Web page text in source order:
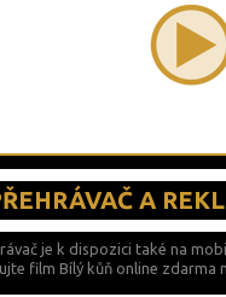
A
je k dispozici také na
film Bílý kůň online zdarma